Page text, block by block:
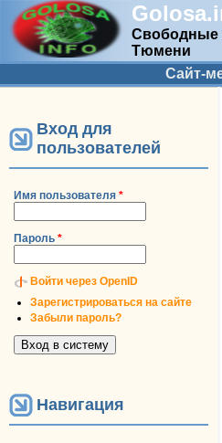
Свободные
Тюмени
Дополнительное
Сайт-
Вход для
пользователей
Имя пользователя *
Пароль *
Войти через OpenID
Зарегистрироваться на сайте
Забыли пароль?
Навигация